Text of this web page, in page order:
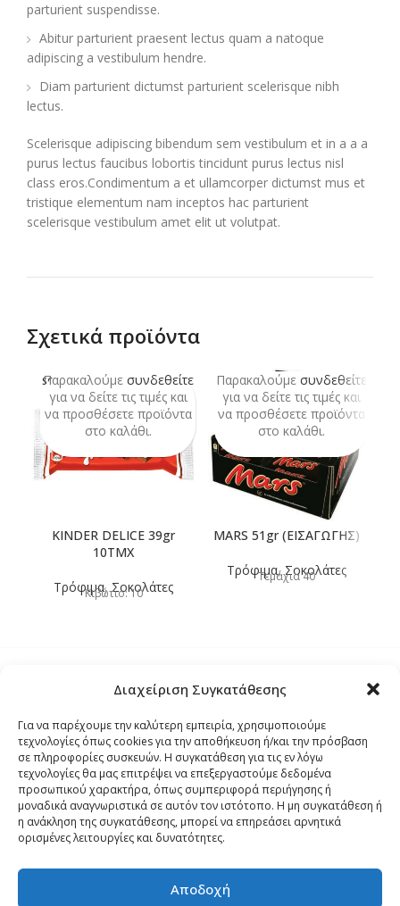
Διαχείριση Συγκατάθεσης
Για να παρέχουμε την καλύτερη εμπειρία, χρησιμοποιούμε
τεχνολογίες όπως cookies για την αποθήκευση ή/και την πρόσβαση
σε πληροφορίες συσκευών. Η συγκατάθεση για τις εν λόγω
τεχνολογίες θα μας επιτρέψει να επεξεργαστούμε δεδομένα
προσωπικού χαρακτήρα, όπως συμπεριφορά περιήγησης ή
μοναδικά αναγνωριστικά σε αυτόν τον ιστότοπο. Η μη συγκατάθεση ή
η ανάκληση της συγκατάθεσης, μπορεί να επηρεάσει αρνητικά
ορισμένες λειτουργίες και δυνατότητες.
Αποδοχή
parturient suspendisse.
Abitur parturient praesent lectus quam a natoque
adipiscing a vestibulum hendre.
Diam parturient dictumst parturient scelerisque nibh
lectus.
Scelerisque adipiscing bibendum sem vestibulum et in a a a
purus lectus faucibus lobortis tincidunt purus lectus nisl
class eros.Condimentum a et ullamcorper dictumst mus et
tristique elementum nam inceptos hac parturient
scelerisque vestibulum amet elit ut volutpat.
Σχετικά προϊόντα
SOLD
OUT
KINDER DELICE 39gr
10TMX
Τρόφιμα,Σοκολάτες
Κιβώτιο: 10
Παρακαλούμε συνδεθείτε
για να δείτε τις τιμές και
να προσθέσετε προϊόντα
στο καλάθι.
MARS 51gr (ΕΙΣΑΓΩΓΗΣ)
Τρόφιμα,Σοκολάτες
Τεμάχια 40
Παρακαλούμε συνδεθείτε
για να δείτε τις τιμές και
να προσθέσετε προϊόντα
στο καλάθι.
Τρόποι Αποστολής
Τρόποι Αγοράς – Πληρωμής – Επιστρόφης
Όροι και Προϋποθέσεις
Δήλωση Απορρήτου